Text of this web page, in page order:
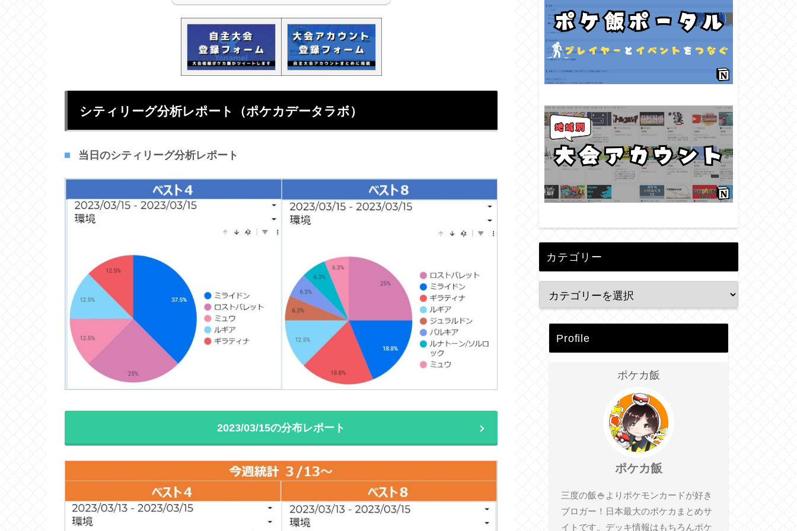
シティリーグ分析レポート（ポケカデータラボ）
当日のシティリーグ分析レポート
2023/03/15の分布レポート
カテゴリー
Profile
ポケカ飯
ポケカ飯
三度の飯🍚よりポケモンカードが好き
ブロガー！日本最大のポケカまとめサ
イトです。デッキ情報はもちろんポケ